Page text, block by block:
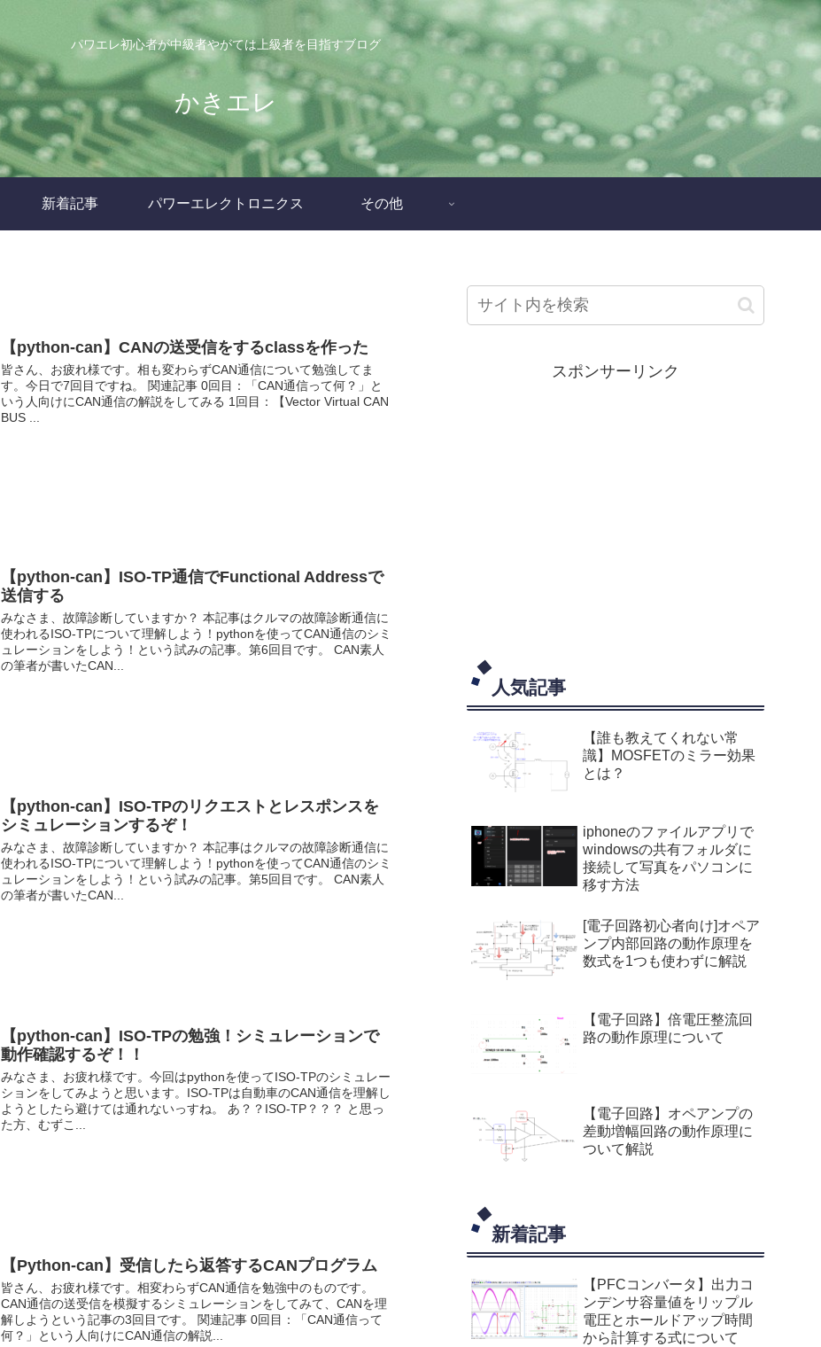
パワエレ初心者が中級者やがては上級者を目指すブログ
かきエレ
新着記事 パワーエレクトロニクス その他
【python-can】CANの送受信をするclassを作った
皆さん、お疲れ様です。相も変わらずCAN通信について勉強してま
す。今日で7回目ですね。 関連記事 0回目：「CAN通信って何？」と
いう人向けにCAN通信の解説をしてみる 1回目：【Vector Virtual CAN
BUS ...
【python-can】ISO-TP通信でFunctional Addressで
送信する
みなさま、故障診断していますか？ 本記事はクルマの故障診断通信に
使われるISO-TPについて理解しよう！pythonを使ってCAN通信のシミ
ュレーションをしよう！という試みの記事。第6回目です。 CAN素人
の筆者が書いたCAN...
【python-can】ISO-TPのリクエストとレスポンスを
シミュレーションするぞ！
みなさま、故障診断していますか？ 本記事はクルマの故障診断通信に
使われるISO-TPについて理解しよう！pythonを使ってCAN通信のシミ
ュレーションをしよう！という試みの記事。第5回目です。 CAN素人
の筆者が書いたCAN...
【python-can】ISO-TPの勉強！シミュレーションで
動作確認するぞ！！
みなさま、お疲れ様です。今回はpythonを使ってISO-TPのシミュレー
ションをしてみようと思います。ISO-TPは自動車のCAN通信を理解し
ようとしたら避けては通れないっすね。 あ？？ISO-TP？？？ と思っ
た方、むずこ...
【Python-can】受信したら返答するCANプログラム
皆さん、お疲れ様です。相変わらずCAN通信を勉強中のものです。
CAN通信の送受信を模擬するシミュレーションをしてみて、CANを理
解しようという記事の3回目です。 関連記事 0回目：「CAN通信って
何？」という人向けにCAN通信の解説...
スポンサーリンク
人気記事
【誰も教えてくれない常
識】MOSFETのミラー効果
とは？
iphoneのファイルアプリで
windowsの共有フォルダに
接続して写真をパソコンに
移す方法
[電子回路初心者向け]オペア
ンプ内部回路の動作原理を
数式を1つも使わずに解説
【電子回路】倍電圧整流回
路の動作原理について
【電子回路】オペアンプの
差動増幅回路の動作原理に
ついて解説
新着記事
【PFCコンバータ】出力コ
ンデンサ容量値をリップル
電圧とホールドアップ時間
から計算する式について